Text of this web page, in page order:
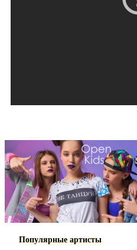
Популярные артисты